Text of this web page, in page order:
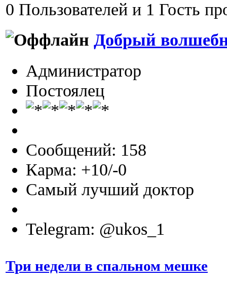
0 Пользователей и 1 Гость
Добрый
Администратор
Постоялец
Сообщений: 158
Карма: +10/-0
Самый лучший доктор
Telegram: @ukos_1
Три недели в спальном мешке